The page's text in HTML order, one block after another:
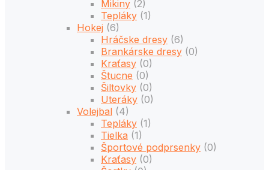
Mikiny (2)
Tepláky (1)
Hokej (6)
Hráčske dresy (6)
Brankárske dresy (0)
Kraťasy (0)
Štucne (0)
Šiltovky (0)
Uteráky (0)
Volejbal (4)
Tepláky (1)
Tielka (1)
Športové podprsenky (0)
Kraťasy (0)